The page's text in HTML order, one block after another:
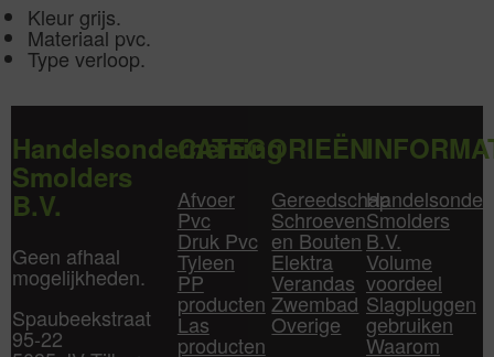
Kleur grijs.
Materiaal pvc.
Type verloop.
Handelsonderneming
Smolders
B.V.
Geen afhaal
mogelijkheden.
Spaubeekstraat
95-22
CATEGORIEËN
Afvoer
Pvc
Druk Pvc
Tyleen
PP
producten
Las
producten
Gereedschap
Schroeven
en Bouten
Elektra
Verandas
Zwembad
Overige
Smolders
B.V.
Volume
voordeel
Slagpluggen
gebruiken
Waarom